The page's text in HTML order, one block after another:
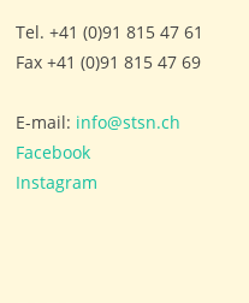
Tel. +41 (0)91 815 47 61
Fax +41 (0)91 815 47 69
E-mail: info@stsn.ch
Facebook
Instagram